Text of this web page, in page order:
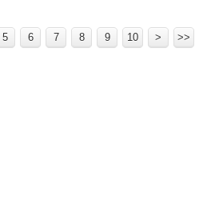
5 6 7 8 9 10 > >>